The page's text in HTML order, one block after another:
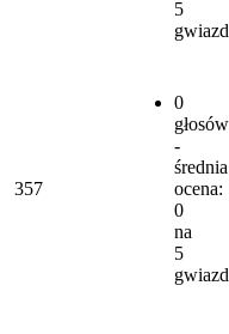
5
357
0
głosów
-
średnia
ocena:
0
na
5